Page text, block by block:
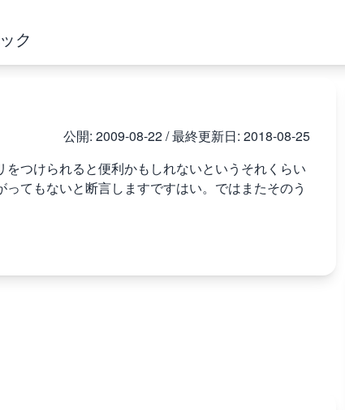
ク
公開:2009-08-22/ 最終更新日:2018-08-25
つけられると便利かもしれないというそれくらい
てもないと断言しますですはい。ではまたそのう